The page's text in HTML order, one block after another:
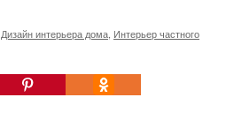
Дизайн интерьера дома, Интерьер частного